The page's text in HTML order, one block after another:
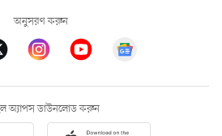
অনুসরণ করুন
অ্যাপস ডাউনলোড করুন